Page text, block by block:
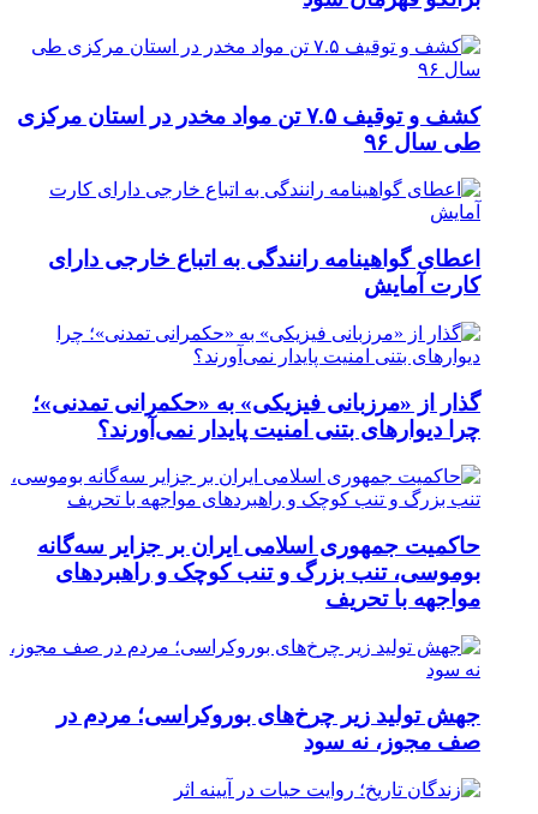
کشف و توقیف ۷.۵ تن مواد مخدر در استان مرکزی
طی سال ۹۶
اعطای گواهینامه رانندگی به اتباع خارجی دارای
کارت آمایش
گذار از «مرزبانی فیزیکی» به «حکمرانی تمدنی»؛
چرا دیوارهای بتنی امنیت پایدار نمی‌آورند؟
حاکمیت جمهوری اسلامی ایران بر جزایر سه‌گانه
بوموسی، تنب بزرگ و‌ تنب کوچک و راهبردهای
مواجهه با تحریف
جهش تولید زیر چرخ‌های بوروکراسی؛ مردم در
صف مجوز، نه سود